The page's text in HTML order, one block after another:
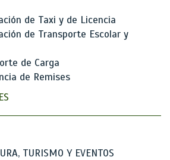
de Taxi y de Licencia
de Transporte Escolar y
de Carga
de Remises
TURISMO Y EVENTOS